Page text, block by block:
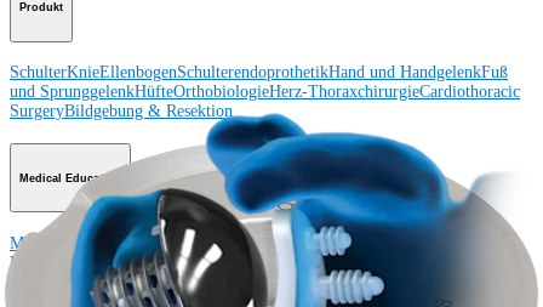
Produkt
SchulterKnieEllenbogenSchulterendoprothetikHand und HandgelenkFuß
und SprunggelenkHüfteOrthobiologieHerz-ThoraxchirurgieCardiothoracic
SurgeryBildgebung & Resektion
Medical Education
Medical Education Kursbeschreibungen Schulungen &
Lehrgänge
ArthroLab™-Standorte
Unser klinisches Personal stellt sich
OrthoPedia